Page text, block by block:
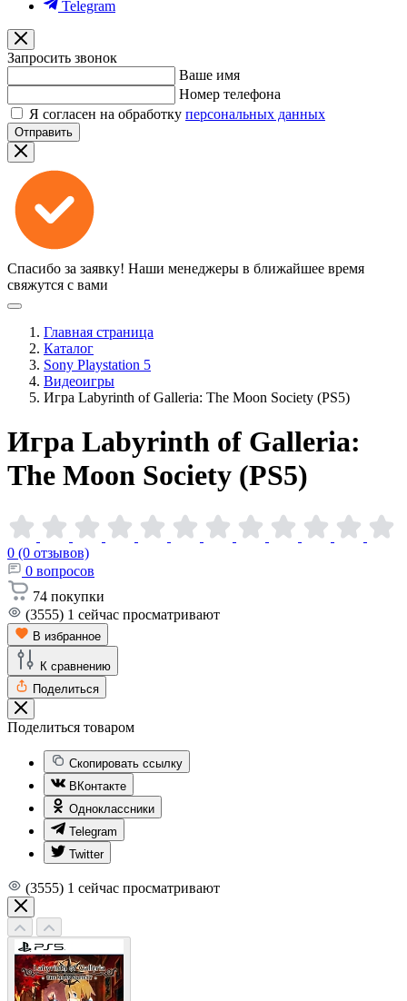
Telegram
Запросить звонок
Ваше имя
Номер телефона
Я согласен на обработку персональных данных
Отправить
Спасибо за заявку! Наши менеджеры в ближайшее время
свяжутся с вами
Главная страница
Каталог
Sony Playstation 5
Видеоигры
Игра Labyrinth of Galleria: The Moon Society (PS5)
Игра Labyrinth of Galleria:
The Moon Society (PS5)
0 (0 отзывов)
0 вопросов
74 покупки
(3555) 1 сейчас просматривают
В избранное
К сравнению
Поделиться
Поделиться товаром
Скопировать ссылку
ВКонтакте
Одноклассники
Telegram
Twitter
(3555) 1 сейчас просматривают